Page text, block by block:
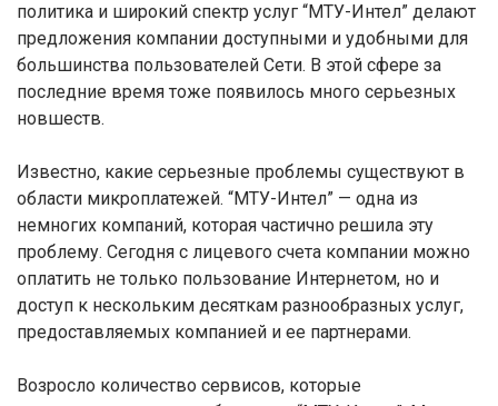
политика и широкий спектр услуг “МТУ-Интел” делают
предложения компании доступными и удобными для
большинства пользователей Сети. В этой сфере за
последние время тоже появилось много серьезных
новшеств.
Известно, какие серьезные проблемы существуют в
области микроплатежей. “МТУ-Интел” — одна из
немногих компаний, которая частично решила эту
проблему. Сегодня с лицевого счета компании можно
оплатить не только пользование Интернетом, но и
доступ к нескольким десяткам разнообразных услуг,
предоставляемых компанией и ее партнерами.
Возросло количество сервисов, которые